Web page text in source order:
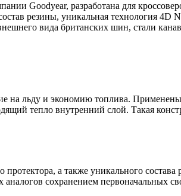
Goodyear, разработана для
резины, уникальная технология 4D
вида британских шин, стали
на льду и экономию топлива.
тепло внутренний слой. Такая
а также уникального
сохранением первоначальных